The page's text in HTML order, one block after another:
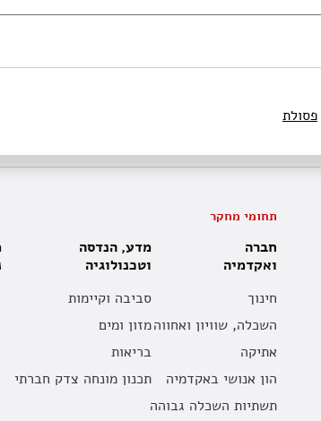
פסולת
תחומי מחקר
חברה
ואקדמיה
חינוך
השכלה, שוויון ואחווה
אתיקה
הון אנושי באקדמיה
תשתיות השכלה גבוהה
מדע, הנדסה
וטכנולוגיה
סביבה וקיימות
מזון ומים
בריאות
תכנון מונחה צדק חברתי